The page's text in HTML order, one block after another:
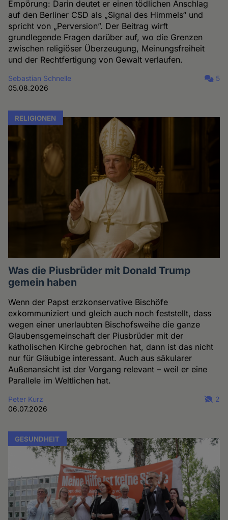
Empörung: Darin deutet er einen tödlichen Anschlag
auf den Berliner CSD als „Signal des Himmels“ und
spricht von „Perversion”. Der Beitrag wirft
grundlegende Fragen darüber auf, wo die Grenzen
zwischen religiöser Überzeugung, Meinungsfreiheit
und der Rechtfertigung von Gewalt verlaufen.
Sebastian Schnelle
05.08.2026
5
RELIGIONEN
Was die Piusbrüder mit Donald Trump
gemein haben
Wenn der Papst erzkonservative Bischöfe
exkommuniziert und gleich auch noch feststellt, dass
wegen einer unerlaubten Bischofsweihe die ganze
Glaubensgemeinschaft der Piusbrüder mit der
katholischen Kirche gebrochen hat, dann ist das nicht
nur für Gläubige interessant. Auch aus säkularer
Außenansicht ist der Vorgang relevant – weil er eine
Parallele im Weltlichen hat.
Peter Kurz
06.07.2026
2
GESUNDHEIT